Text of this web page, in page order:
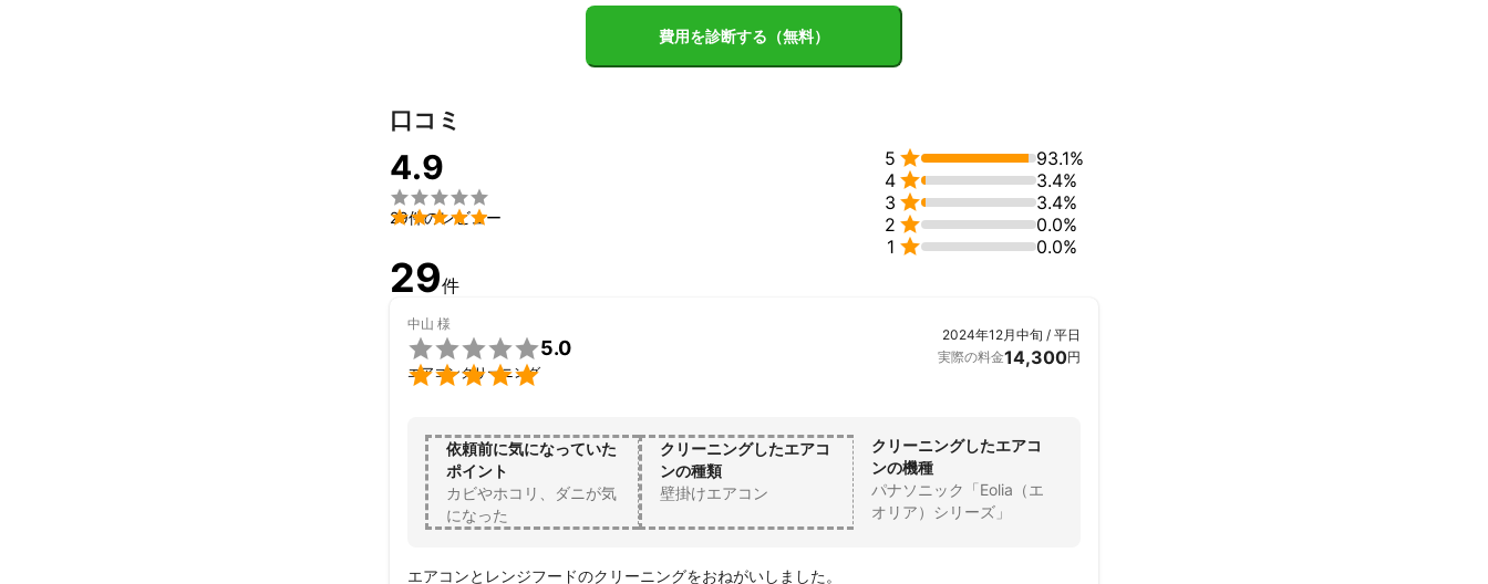
お客様の事を常に一番に考えており、顧客満足度を追求したサービスを行います。満足いただけるサ
ービスを提供するために、研修にて技術力のみならず、接客力も向上させております。清潔感のある
費用を診断する（無料）
口コミ
4.9


29件のレビュー
5 
93.1%
4 
3.4%
3 
3.4%
2 
0.0%
1  0.0%
29件
中山 様


5.0
エアコンクリーニング
2024年12月中旬 / 平日
実際の料金14,300円
依頼前に気になっていた
ポイント
カビやホコリ、ダニが気
になった
クリーニングしたエアコ
ンの種類
壁掛けエアコン
クリーニングしたエアコ
ンの機種
パナソニック「Eolia（エ
オリア）シリーズ」
エアコンとレンジフードのクリーニングをおねがいしました。